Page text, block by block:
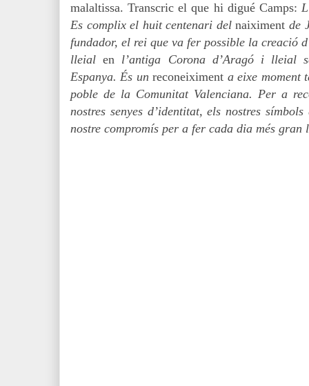
malaltissa. Transcric el que hi digué Camps:
Es complix el huit centenari delnaiximentde
fundador, el rei que va fer possible la creació
lleialen l’antiga Corona d’Aragó i lleial
Espanya. És unreconeiximent a eixe moment
poble de la Comunitat Valenciana. Per a
nostres senyes d’identitat, els nostres
nostre compromís per a fer cada dia més gran